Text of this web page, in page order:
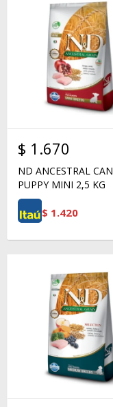
$ 1.670
ND ANCESTRAL CAN
PUPPY MINI 2,5 KG
$ 1.420